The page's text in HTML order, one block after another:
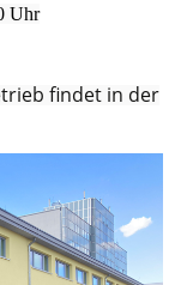
Uhr
findet in der